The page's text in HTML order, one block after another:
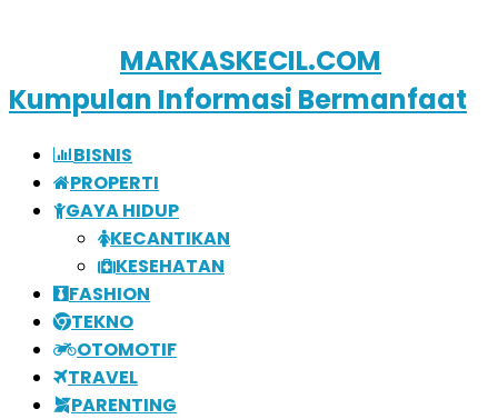
MARKASKECIL.COM
Kumpulan Informasi Bermanfaat
BISNIS
PROPERTI
GAYA HIDUP
KECANTIKAN
KESEHATAN
FASHION
TEKNO
OTOMOTIF
TRAVEL
PARENTING